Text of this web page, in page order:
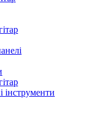
інструменти